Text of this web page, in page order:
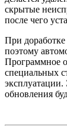
скрытые
после чего
При доработке
поэтому
Программное
специальных
эксплуатации.
обновления